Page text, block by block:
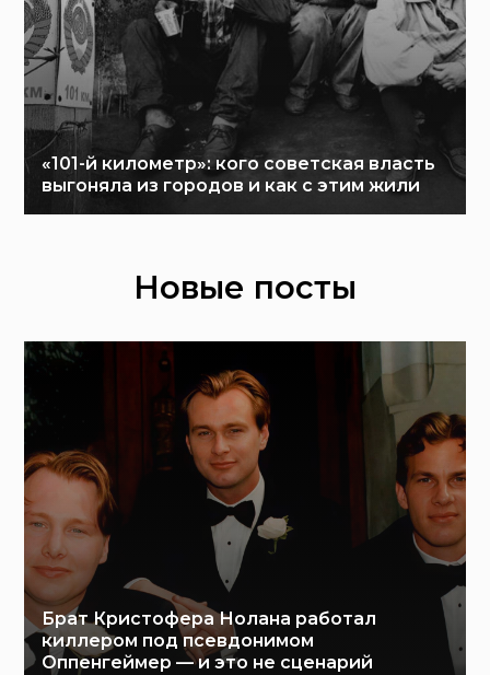
«101-й километр»: кого советская власть
выгоняла из городов и как с этим жили
Новые посты
Брат Кристофера Нолана работал
киллером под псевдонимом
Оппенгеймер — и это не сценарий